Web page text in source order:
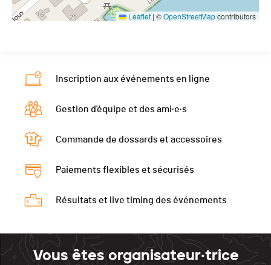
Leaflet | ©OpenStreetMapcontributors
Inscription aux événements en ligne
Gestion d'équipe et des ami·e·s
Commande de dossards et accessoires
Paiements flexibles et sécurisés
Résultats et live timing des événements
Vous êtes organisateur·trice